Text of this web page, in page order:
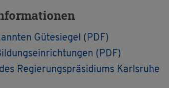
Gü­te­sie­gel (PDF)
(PDF)
Re­gie­rungs­prä­si­di­ums Karls­ru­he